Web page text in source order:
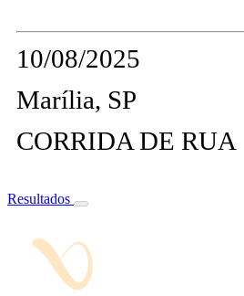
10/08/2025
Marília, SP
CORRIDA DE RUA
Resultados